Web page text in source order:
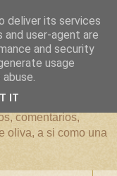
comentarios,
oliva, a si como una
deliver its services
and user-agent are
and security
usage
IT